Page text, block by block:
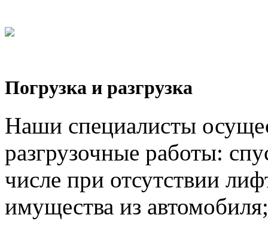
Погрузка и разгрузка
Наши специалисты
разгрузочные работы:
числе при отсутствии
имущества из